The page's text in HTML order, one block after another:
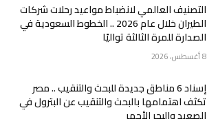
التصنيف العالمي لانضباط مواعيد رحلات شركات
الطيران خلال عام 2026 .. الخطوط السعودية في
الصدارة للمرة الثالثة تواليًا
8 أغسطس، 2026
إسناد 6 مناطق جديدة للبحث والتنقيب .. مصر
تكثف اهتمامها بالبحث والتنقيب عن البترول في